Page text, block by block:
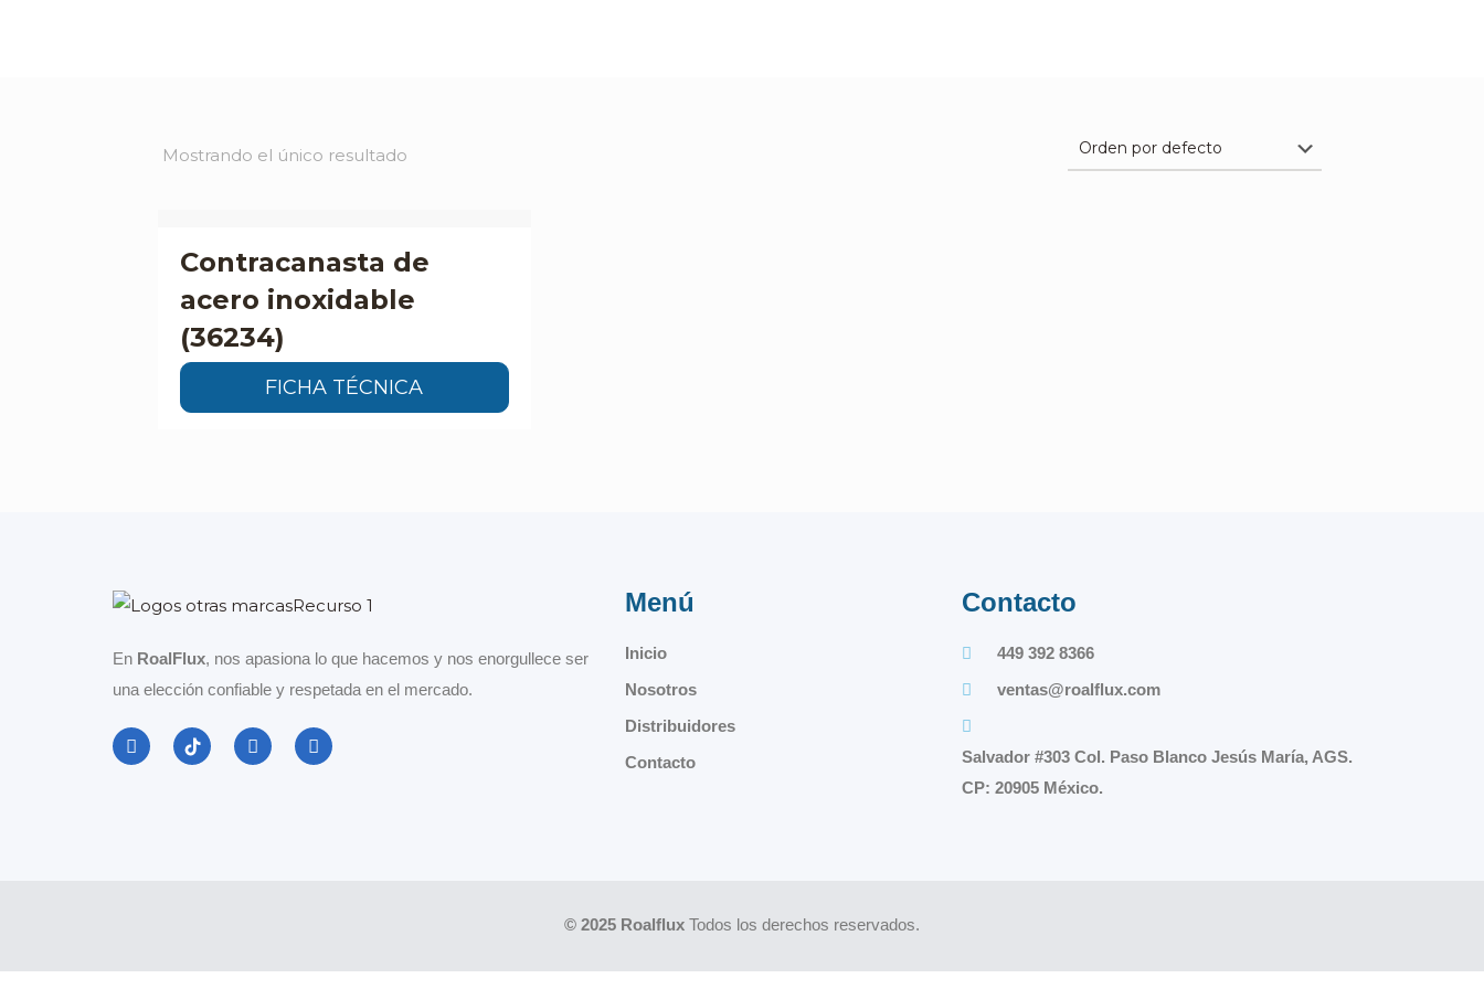
Mostrando el único resultado
Contracanasta de
acero inoxidable
(36234)
FICHA TÉCNICA
En RoalFlux, nos apasiona lo que hacemos y nos enorgullece ser
una elección confiable y respetada en el mercado.
Menú
Inicio
Nosotros
Distribuidores
Contacto
Contacto
449 392 8366
ventas@roalflux.com
Salvador #303 Col. Paso Blanco Jesús María, AGS.
CP: 20905 México.
© 2025 Roalflux Todos los derechos reservados.